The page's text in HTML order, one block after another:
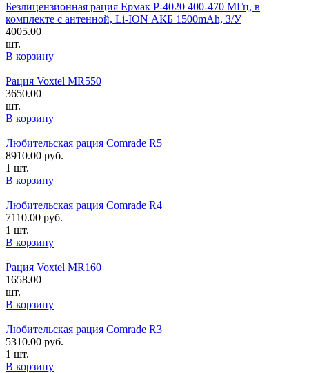
Безлицензионная рация Ермак P-4020 400-470 MГц, в
комплекте с антенной, Li-ION АКБ 1500mAh, З/У
4005.00
шт.
В корзину
Рация Voxtel MR550
3650.00
шт.
В корзину
Любительская рация Comrade R5
8910.00 руб.
1 шт.
В корзину
Любительская рация Comrade R4
7110.00 руб.
1 шт.
В корзину
Рация Voxtel MR160
1658.00
шт.
В корзину
Любительская рация Comrade R3
5310.00 руб.
1 шт.
В корзину